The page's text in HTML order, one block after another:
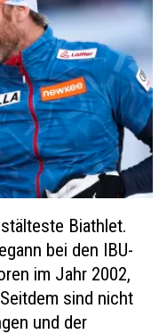
Biathlet.
bei den IBU-
im Jahr 2002,
sind nicht
und der